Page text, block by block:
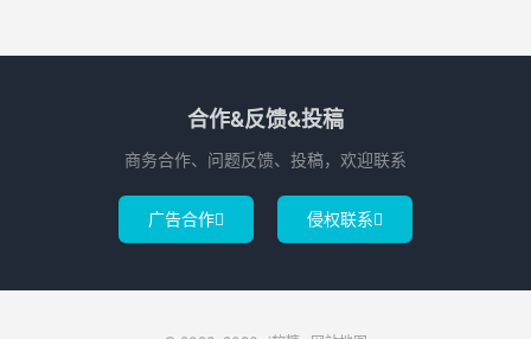
合作&反馈&投稿
商务合作、问题反馈、投稿，欢迎联系
广告合作 侵权联系